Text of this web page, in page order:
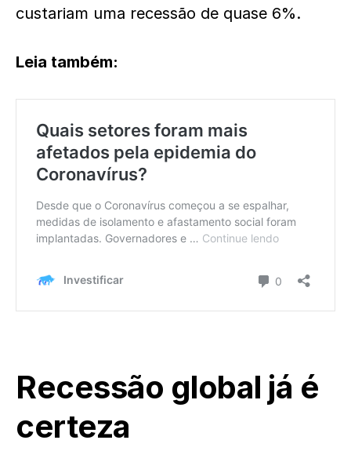
custariam uma recessão de quase 6%.
Leia também:
Recessão global já é
certeza